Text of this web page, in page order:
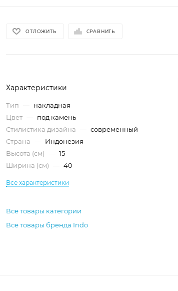
ОТЛОЖИТЬ СРАВНИТЬ
Характеристики
Тип — накладная
Цвет — под камень
Стилистика дизайна — современный
Страна — Индонезия
Высота (см) — 15
Ширина (см) — 40
Все характеристики
Все товары категории
Все товары бренда Indo